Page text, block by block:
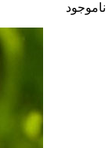
ناموجود